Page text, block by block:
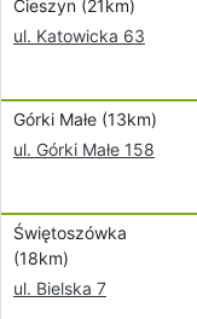
Cieszyn (21km)
ul. Katowicka 63
Górki Małe (13km)
ul. Górki Małe 158
Świętoszówka
(18km)
ul. Bielska 7